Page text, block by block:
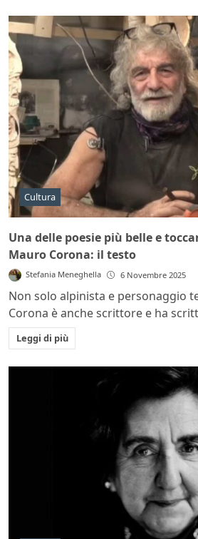
Cultura
Una delle poesie più belle e
Mauro Corona: il testo
Stefania Meneghella 6 Novembre 2025
Non solo alpinista e personaggio
Corona è anche scrittore e ha
Leggi di più